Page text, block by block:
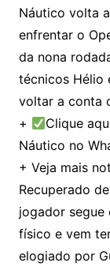
Náutico volta
enfrentar o
da nona
técnicos Hélio
voltar a conta
+
Clique
Náutico no
+ Veja mais
Recuperado
jogador segue
físico e vem
elogiado por